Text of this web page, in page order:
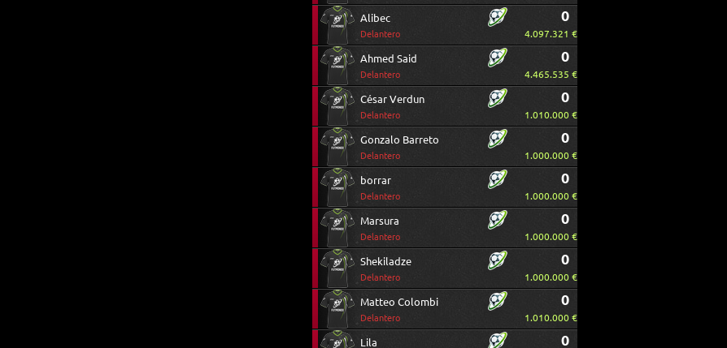
Alibec
Delantero
0
4.097.321 €
Ahmed Said
Delantero
0
4.465.535 €
César Verdun
Delantero
0
1.010.000 €
Gonzalo Barreto
Delantero
0
1.000.000 €
borrar
Delantero
0
1.000.000 €
Marsura
Delantero
0
1.000.000 €
Shekiladze
Delantero
0
1.000.000 €
Matteo Colombi
Delantero
0
1.010.000 €
Lila 0